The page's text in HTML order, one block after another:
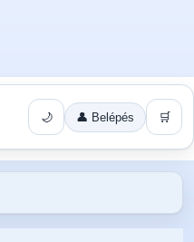
🌙 👤 Belépés 🛒